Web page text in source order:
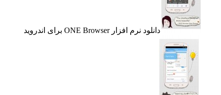
دانلود نرم افزار ONE Browser برای اندروید